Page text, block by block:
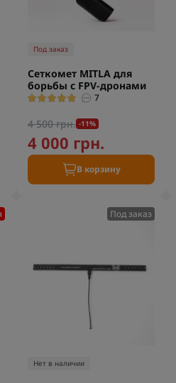
Под заказ
Сеткомет MITLA для
борьбы с FPV-дронами
7
4 500 грн. -11%
4 000 грн.
В корзину
Под заказ
Нет в наличии